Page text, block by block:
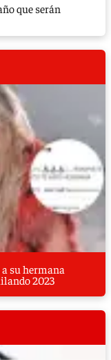
que serán
su hermana
2023